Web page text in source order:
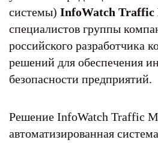
системы) InfoWatch
специалистов группы
российского разработчика
решений для обеспечения
безопасности предприятий.
Решение InfoWatch Traffic
автоматизированная